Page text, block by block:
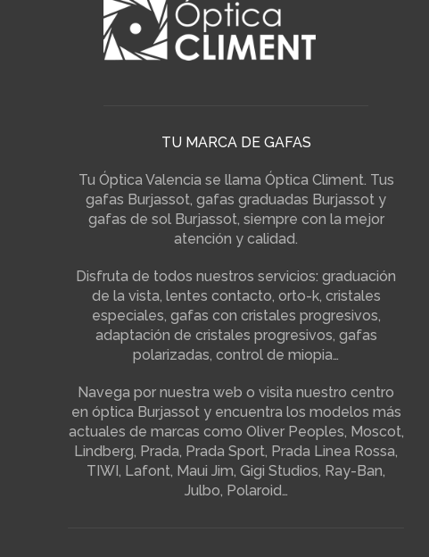
TU MARCA DE GAFAS
Tu Óptica Valencia se llama Óptica Climent. Tus
gafas Burjassot, gafas graduadas Burjassot y
gafas de sol Burjassot, siempre con la mejor
atención y calidad.
Disfruta de todos nuestros servicios: graduación
de la vista, lentes contacto, orto-k, cristales
especiales, gafas con cristales progresivos,
adaptación de cristales progresivos, gafas
polarizadas, control de miopia…
Navega por nuestra web o visita nuestro centro
en óptica Burjassot y encuentra los modelos más
actuales de marcas como Oliver Peoples, Moscot,
Lindberg, Prada, Prada Sport, Prada Linea Rossa,
TIWI, Lafont, Maui Jim, Gigi Studios, Ray-Ban,
Julbo, Polaroid…